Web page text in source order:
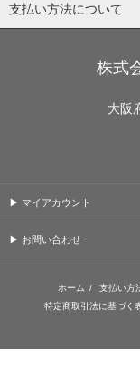
支払い方法について
株式
大阪
▶ マイアカウント
▶ お問い合わせ
ホーム / 支払い方
特定商取引法に基づく